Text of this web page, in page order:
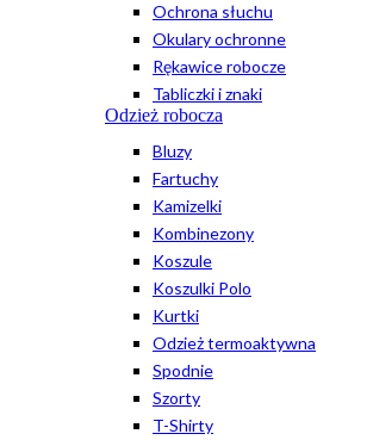
Ochrona słuchu
Okulary ochronne
Rękawice robocze
Tabliczki i znaki
Odzież robocza
Bluzy
Fartuchy
Kamizelki
Kombinezony
Koszule
Koszulki Polo
Kurtki
Odzież termoaktywna
Spodnie
Szorty
T-Shirty